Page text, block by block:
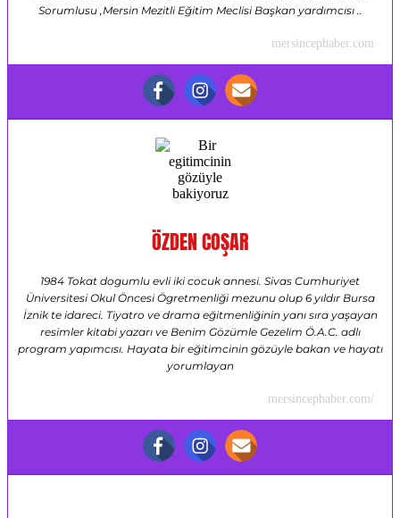
Sorumlusu ,Mersin Mezitli Eğitim Meclisi Başkan yardımcısı ..
mersincephaber.com
ÖZDEN COŞAR
1984 Tokat dogumlu evli iki cocuk annesi. Sivas Cumhuriyet
Üniversitesi Okul Öncesi Ögretmenliği mezunu olup 6 yıldır Bursa
İznik te idareci. Tiyatro ve drama eğitmenliğinin yanı sıra yaşayan
resimler kitabi yazarı ve Benim Gözümle Gezelim Ö.A.C. adlı
program yapımcısı. Hayata bir eğitimcinin gözüyle bakan ve hayatı
yorumlayan
mersincephaber.com/